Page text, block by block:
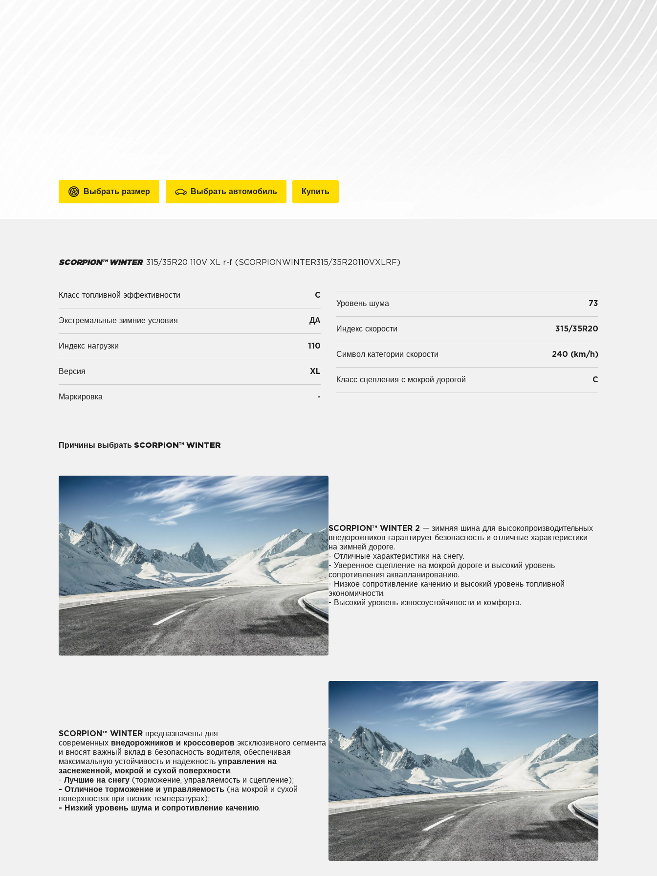
Выбрать размер Выбрать автомобиль Купить
SCORPION™ WINTER 315/35R20 110V XL r-f (SCORPIONWINTER315/35R20110VXLRF)
Класс топливной эффективности C
Экстремальные зимние условия ДА
Индекс нагрузки 110
Версия XL
Маркировка -
Уровень шума 73
Индекс скорости 315/35R20
Символ категории скорости 240 (km/h)
Класс сцепления с мокрой дорогой C
Причины выбрать SCORPION™ WINTER
SCORPION™ WINTER 2 — зимняя шина для высокопроизводительных
внедорожников гарантирует безопасность и отличные характеристики
на зимней дороге.
- Отличные характеристики на снегу.
- Уверенное сцепление на мокрой дороге и высокий уровень
сопротивления аквапланированию.
- Низкое сопротивление качению и высокий уровень топливной
экономичности.
- Высокий уровень износоустойчивости и комфорта.
SCORPION™ WINTER предназначены для
современных внедорожников и кроссоверов эксклюзивного сегмента
и вносят важный вклад в безопасность водителя, обеспечивая
максимальную устойчивость и надежность управления на
заснеженной, мокрой и сухой поверхности.
- Лучшие на снегу (торможение, управляемость и сцепление);
- Отличное торможение и управляемость (на мокрой и сухой
поверхностях при низких температурах);
- Низкий уровень шума и сопротивление качению.